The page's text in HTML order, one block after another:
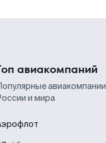
авиакомпаний
авиакомпании
и мира